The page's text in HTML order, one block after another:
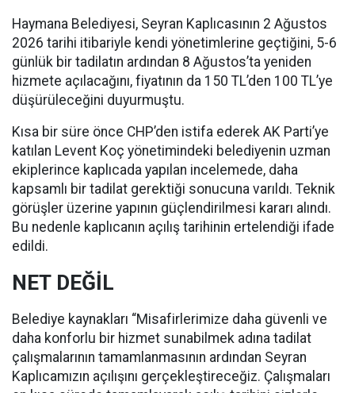
Haymana Belediyesi, Seyran Kaplıcasının 2 Ağustos
2026 tarihi itibariyle kendi yönetimlerine geçtiğini, 5-6
günlük bir tadilatın ardından 8 Ağustos’ta yeniden
hizmete açılacağını, fiyatının da 150 TL’den 100 TL’ye
düşürüleceğini duyurmuştu.
Kısa bir süre önce CHP’den istifa ederek AK Parti’ye
katılan Levent Koç yönetimindeki belediyenin uzman
ekiplerince kaplıcada yapılan incelemede, daha
kapsamlı bir tadilat gerektiği sonucuna varıldı. Teknik
görüşler üzerine yapının güçlendirilmesi kararı alındı.
Bu nedenle kaplıcanın açılış tarihinin ertelendiği ifade
edildi.
NET DEĞİL
Belediye kaynakları “Misafirlerimize daha güvenli ve
daha konforlu bir hizmet sunabilmek adına tadilat
çalışmalarının tamamlanmasının ardından Seyran
Kaplıcamızın açılışını gerçekleştireceğiz. Çalışmaları